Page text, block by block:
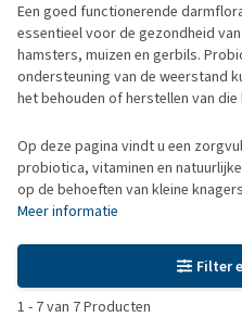
Een goed functionerende
essentieel voor de gezondheid
hamsters, muizen en gerbils.
ondersteuning van de weerstand
het behouden of herstellen van die
Op deze pagina vindt u een
probiotica, vitaminen en
op de behoeften van kleine
Meer informatie
Filter
1 - 7van 7Producten